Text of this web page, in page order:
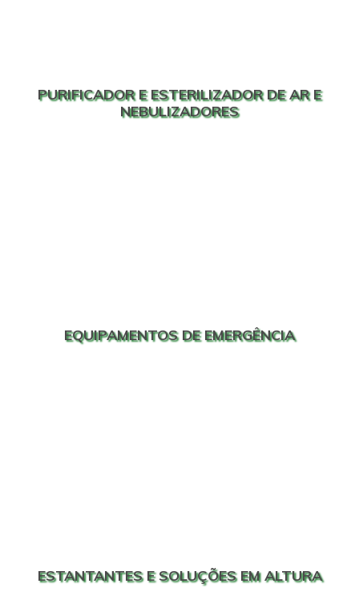
PURIFICADOR E ESTERILIZADOR DE AR E
NEBULIZADORES
EQUIPAMENTOS DE EMERGÊNCIA
ESTANTANTES E SOLUÇÕES EM ALTURA